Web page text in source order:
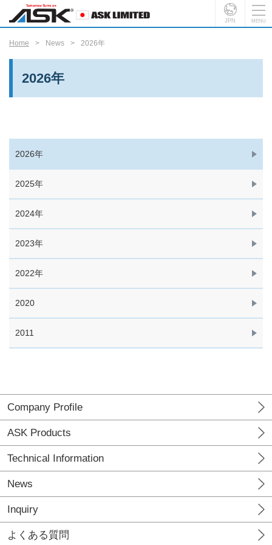
JPN
Home News 2026年
2026年
2025年
2024年
2023年
2022年
2020
2011
2026年
Company Profile
ASK Products
Technical Information
News
Inquiry
よくある質問